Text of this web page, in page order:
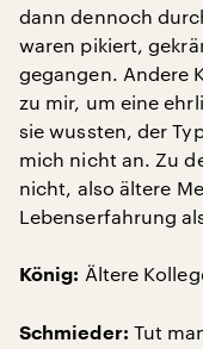
dann dennoch
waren pikiert,
gegangen. Andere
zu mir, um eine
sie wussten, der
mich nicht an. Zu
nicht, also ältere
Lebenserfahrung
König: Ältere
Schmieder: Tut